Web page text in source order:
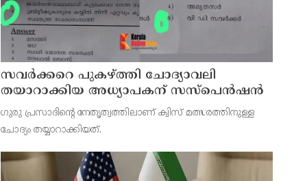
സവര്‍ക്കറെ പുകഴ്ത്തി ചോദ്യാവലി
തയാറാക്കിയ അധ്യാപകന് സസ്‌പെന്‍ഷന്‍
ഗുരു പ്രസാദിന്റെ നേതൃത്വത്തിലാണ് ക്വിസ് മത്സരത്തിനുള്ള
ചോദ്യം തയ്യാറാക്കിയത്.